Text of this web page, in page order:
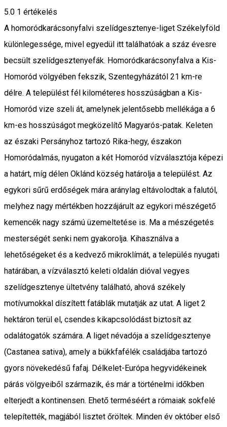
5.0 1 értékelés
A homoródkarácsonyfalvi szelídgesztenye-liget Székelyföld
különlegessége, mivel egyedül itt találhatóak a száz évesre
becsült szelídgesztenyefák. Homoródkarácsonyfalva a Kis-
Homoród völgyében fekszik, Szentegyházától 21 km-re
délre. A települést fél kilométeres hosszúságban a Kis-
Homoród vize szeli át, amelynek jelentősebb mellékága a 6
km-es hosszúságot megközelítő Magyarós-patak. Keleten
az északi Persányhoz tartozó Rika-hegy, északon
Homoródalmás, nyugaton a két Homoród vízválasztója képezi
a határt, míg délen Oklánd község határolja a települést. Az
egykori sűrű erdőségek mára aránylag eltávolodtak a falutól,
melyhez nagy mértékben hozzájárult az egykori mészégető
kemencék nagy számú üzemeltetése is. Ma a mészégetés
mesterségét senki nem gyakorolja. Kihasználva a
lehetőségeket és a kedvező mikroklímát, a település nyugati
határában, a vízválasztó keleti oldalán dióval vegyes
szelídgesztenye ültetvény található, ahová székely
motívumokkal díszített fatáblák mutatják az utat. A liget 2
hektáron terül el, csendes kikapcsolódást biztosít az
odalátogatók számára. A liget névadója a szelídgesztenye
(Castanea sativa), amely a bükkfafélék családjába tartozó
gyors növekedésű fafaj. Délkelet-Európa hegyvidékeinek
párás völgyeiből származik, és már a történelmi időkben
elterjedt a kontinensen. Ehető terméséért a rómaiak sokfelé
telepítették, magjából lisztet őröltek. Minden év október első